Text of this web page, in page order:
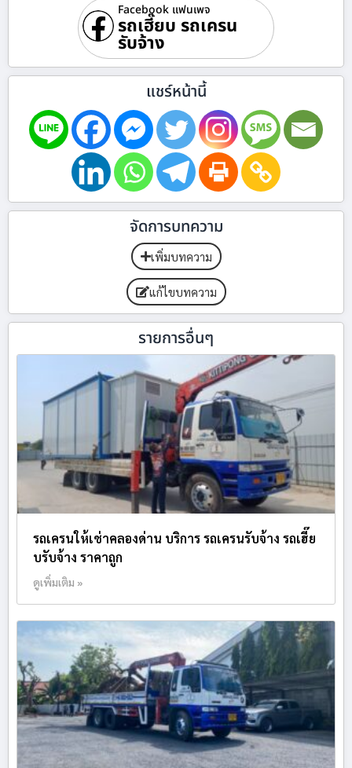
Facebook แฟนเพจ
รถเฮี๊ยบ รถเครน
รับจ้าง
แชร์หน้านี้
จัดการบทความ
เพิ่มบทความ
แก้ไขบทความ
รายการอื่นๆ
รถเครนให้เช่าคลองด่าน บริการ รถเครนรับจ้าง รถเฮี๊ย
บรับจ้าง ราคาถูก
ดูเพิ่มเติม »